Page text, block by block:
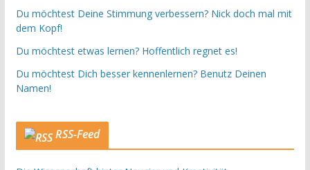
Du möchtest Deine Stimmung verbessern? Nick doch mal mit
dem Kopf!
Du möchtest etwas lernen? Hoffentlich regnet es!
Du möchtest Dich besser kennenlernen? Benutz Deinen
Namen!
RSS-Feed